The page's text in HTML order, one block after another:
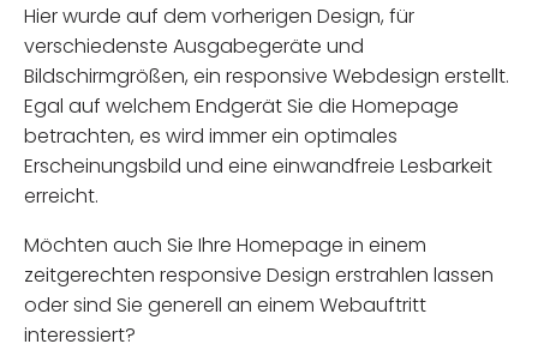
Hier wurde auf dem vorherigen Design, für
verschiedenste Ausgabegeräte und
Bildschirmgrößen, ein responsive Webdesign erstellt.
Egal auf welchem Endgerät Sie die Homepage
betrachten, es wird immer ein optimales
Erscheinungsbild und eine einwandfreie Lesbarkeit
erreicht.
Möchten auch Sie Ihre Homepage in einem
zeitgerechten responsive Design erstrahlen lassen
oder sind Sie generell an einem Webauftritt
interessiert?